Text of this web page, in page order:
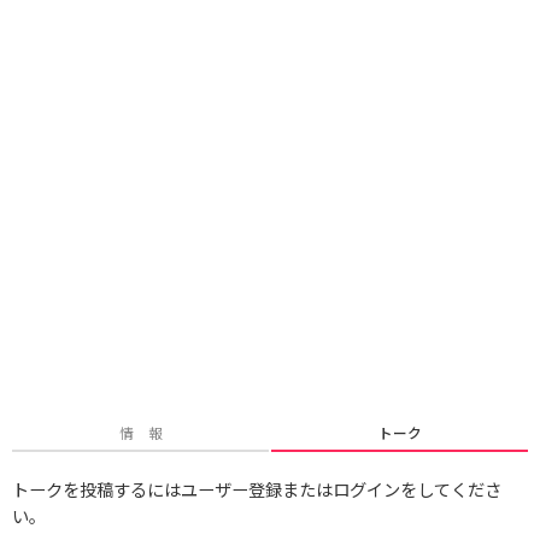
情 報 トーク
トークを投稿するにはユーザー登録またはログインをしてくださ
い。